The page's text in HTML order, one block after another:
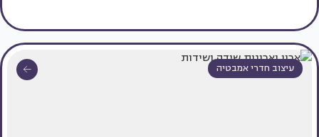
עיצוב חדרי אמבטיה